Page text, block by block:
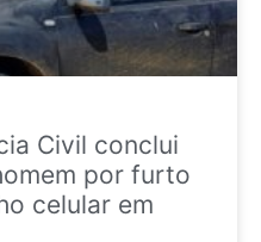
Civil conclui
por furto
celular em